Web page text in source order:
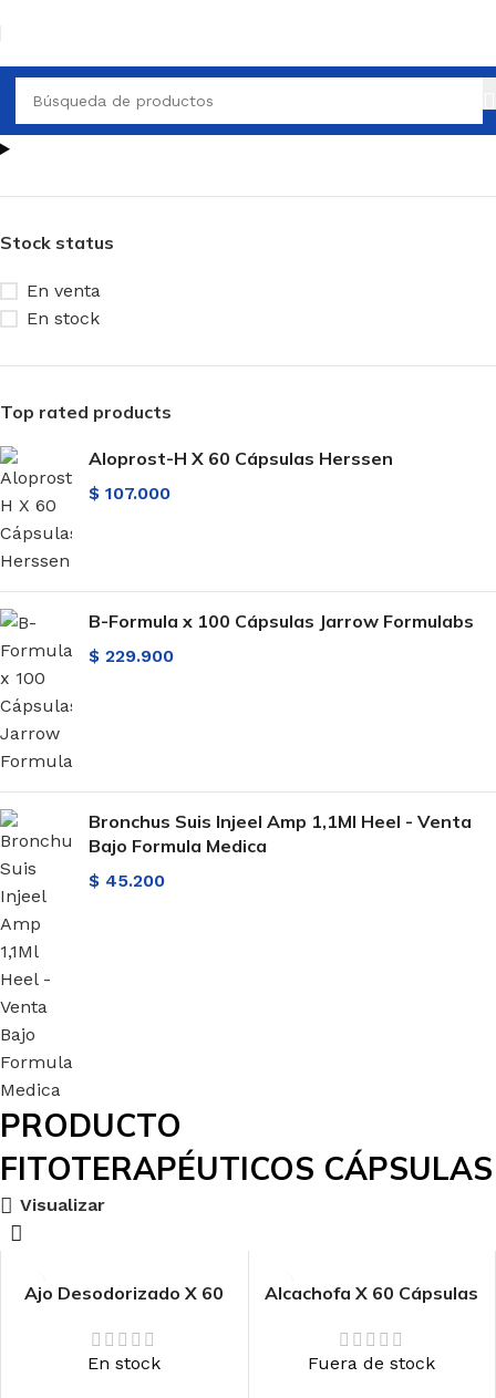
Stock status
En venta
En stock
Top rated products
Aloprost-H X 60 Cápsulas Herssen
$ 107.000
B-Formula x 100 Cápsulas Jarrow Formulabs
$ 229.900
Bronchus Suis Injeel Amp 1,1Ml Heel - Venta
Bajo Formula Medica
$ 45.200
PRODUCTO
FITOTERAPÉUTICOS CÁPSULAS
Visualizar
Ajo Desodorizado X 60
En stock
Alcachofa X 60 Cápsulas
Fuera de stock